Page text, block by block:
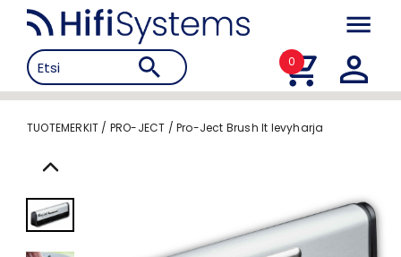
0
TUOTEMERKIT / PRO-JECT /Pro-Ject Brush It levyharja